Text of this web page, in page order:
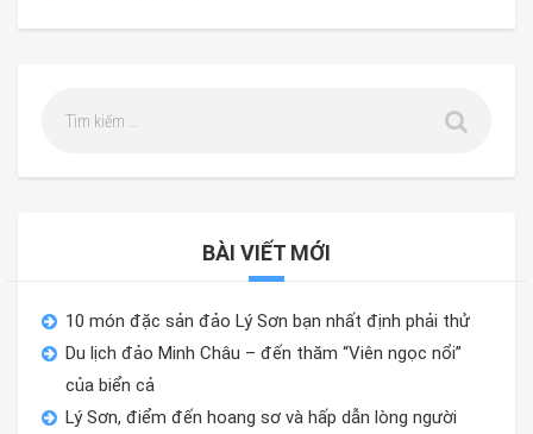
BÀI VIẾT MỚI
10 món đặc sản đảo Lý Sơn bạn nhất định phải thử
Du lịch đảo Minh Châu – đến thăm “Viên ngọc nổi”
của biển cả
Lý Sơn, điểm đến hoang sơ và hấp dẫn lòng người